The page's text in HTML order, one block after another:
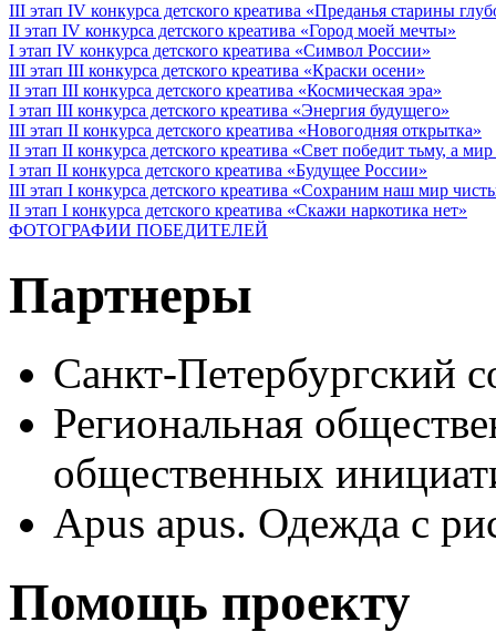
III этап IV конкурса детского креатива «Преданья старины
II этап IV конкурса детского креатива «Город моей мечты»
I этап IV конкурса детского креатива «Символ России»
III этап III конкурса детского креатива «Краски осени»
II этап III конкурса детского креатива «Космическая эра»
I этап III конкурса детского креатива «Энергия будущего»
III этап II конкурса детского креатива «Новогодняя открытка»
II этап II конкурса детского креатива «Свет победит тьму, а
I этап II конкурса детского креатива «Будущее России»
III этап I конкурса детского креатива «Сохраним наш мир
II этап I конкурса детского креатива «Скажи наркотика нет»
ФОТОГРАФИИ ПОБЕДИТЕЛЕЙ
Партнеры
Санкт-Петербургский
Региональная
общественных
Apus apus. Одежда с
Помощь проекту